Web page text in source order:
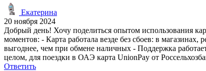
Екатерина
20 ноября 2024
Добрый день! Хочу поделиться опытом использования
моментов: - Карта работала везде без сбоев: в
выгоднее, чем при обмене наличных - Поддержка
целом, для поездки в ОАЭ карта UnionPay от
Ответить